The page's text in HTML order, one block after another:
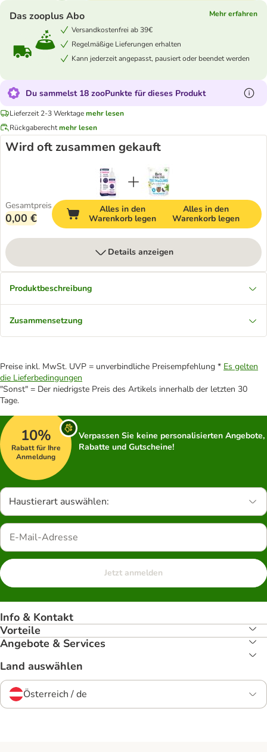
Das zooplus Abo
Mehr erfahren
Versandkostenfrei ab 39€
Regelmäßige Lieferungen erhalten
Kann jederzeit angepasst, pausiert oder beendet werden
Du sammelst 18 zooPunkte für dieses Produkt
Lieferzeit 2-3 Werktagemehr lesen
Rückgaberechtmehr lesen
Wird oft zusammen gekauft
Gesamtpreis
0,00 €
Alles in den
Warenkorb legen
Alles in den
Warenkorb legen
Details anzeigen
Produktbeschreibung
Zusammensetzung
Preise inkl. MwSt. UVP = unverbindliche Preisempfehlung * Es gelten
die Lieferbedingungen
"Sonst" = Der niedrigste Preis des Artikels innerhalb der letzten 30
Tage.
10%
Rabatt für Ihre
Anmeldung
Verpassen Sie keine personalisierten Angebote,
Rabatte und Gutscheine!
Haustierart auswählen:
Jetzt anmelden
Info & Kontakt
Vorteile
Angebote & Services
Land auswählen
Österreich / de